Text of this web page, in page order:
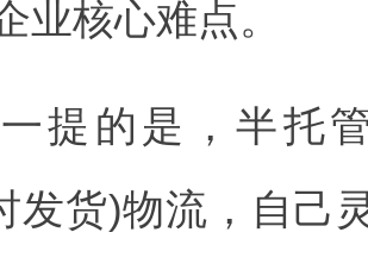
业核心难点。
提的是，半托
发货)物流，自己